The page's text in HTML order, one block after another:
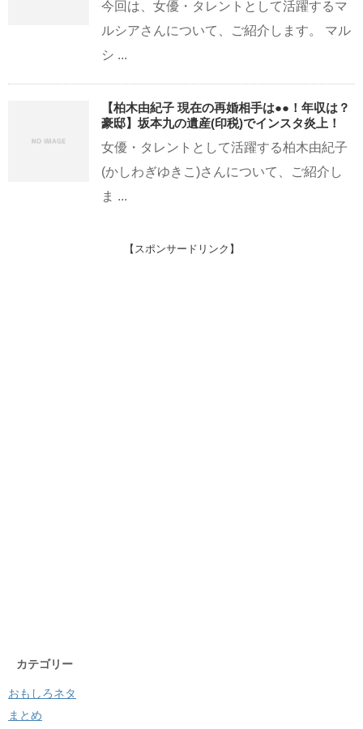
今回は、女優・タレントとして活躍するマ
ルシアさんについて、ご紹介します。 マル
シ ...
【柏木由紀子 現在の再婚相手は●●！年収は？
豪邸】坂本九の遺産(印税)でインスタ炎上！
女優・タレントとして活躍する柏木由紀子
(かしわぎゆきこ)さんについて、ご紹介し
ま ...
【スポンサードリンク】
カテゴリー
おもしろネタ
まとめ